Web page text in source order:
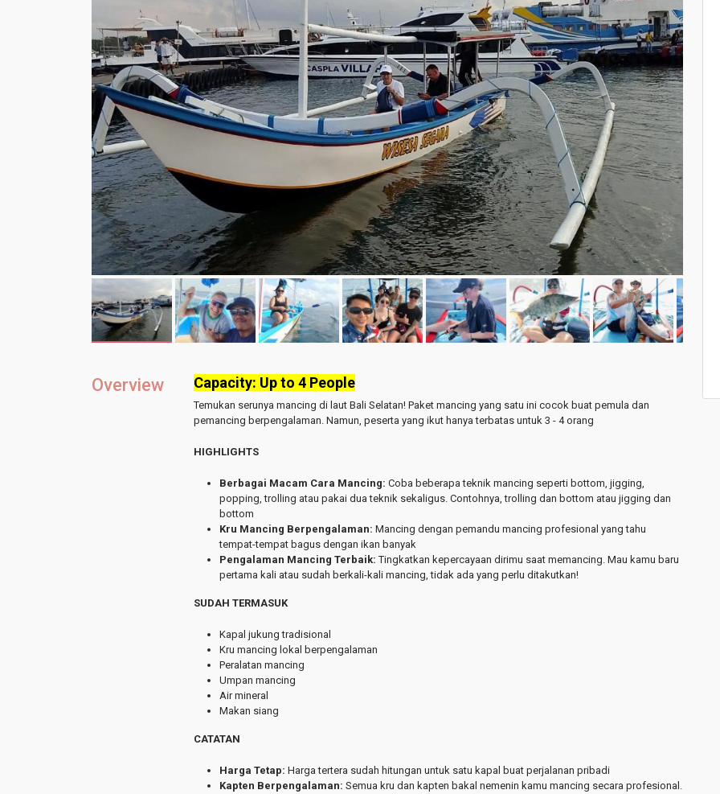
Overview Capacity: Up to 4 People
Temukan serunya mancing di laut Bali Selatan! Paket mancing yang satu ini cocok buat pemula dan
pemancing berpengalaman. Namun, peserta yang ikut hanya terbatas untuk 3 - 4 orang
HIGHLIGHTS
Berbagai Macam Cara Mancing: Coba beberapa teknik mancing seperti bottom, jigging,
popping, trolling atau pakai dua teknik sekaligus. Contohnya, trolling dan bottom atau jigging dan
bottom
Kru Mancing Berpengalaman: Mancing dengan pemandu mancing profesional yang tahu
tempat-tempat bagus dengan ikan banyak
Pengalaman Mancing Terbaik:Tingkatkan kepercayaan dirimu saat memancing. Mau kamu baru
pertama kali atau sudah berkali-kali mancing, tidak ada yang perlu ditakutkan!
SUDAH TERMASUK
Kapal jukung tradisional
Kru mancing lokal berpengalaman
Peralatan mancing
Umpan mancing
Air mineral
Makan siang
CATATAN
Harga Tetap: Harga tertera sudah hitungan untuk satu kapal buat perjalanan pribadi
Kapten Berpengalaman: Semua kru dan kapten bakal nemenin kamu mancing secara profesional.